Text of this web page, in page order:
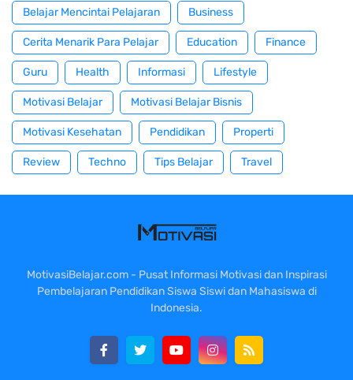
Belajar Mencintai Pelajaran Business
Cerita Menarik Para Pelajar Education Finance
Guru Health Informasi Lifestyle
Motivasi Belajar Motivasi Belajar Bisnis
Motivasi Kesehatan Pendidikan Properti
Review Techno Tips Belajar Travel
MotivasiBelajar.com - Pusat Informasi Motivasi dan Inspirasi
Pembelajaran Pendidikan Siswa Siswi dan Mahasiswa di
Indonesia.